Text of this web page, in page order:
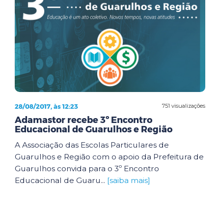
751 visualizações
28/08/2017, às 12:23
Adamastor recebe 3º Encontro
Educacional de Guarulhos e Região
A Associação das Escolas Particulares de
Guarulhos e Região com o apoio da Prefeitura de
Guarulhos convida para o 3º Encontro
Educacional de Guaru... [saiba mais]